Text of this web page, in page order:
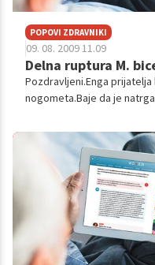
POPOVI ZDRAVNIKI
09. 08. 2009 11.09
Delna ruptura M.
Pozdravljeni.Enga
nogometa.Baje da je
res natrga...